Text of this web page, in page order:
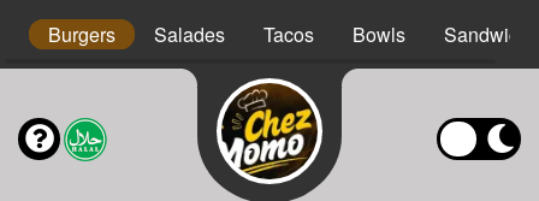
Burgers Salades Tacos Bowls Sandwichs